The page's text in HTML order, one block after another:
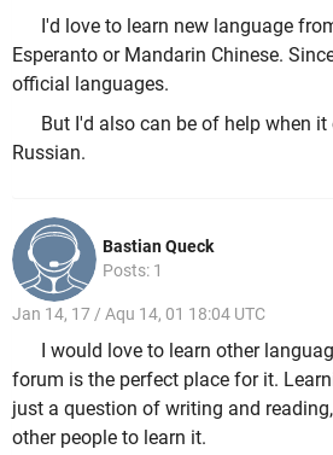
I'd love to learn new language
Esperanto or Mandarin Chinese.
official languages.
But I'd also can be of help when
Russian.
Bastian Queck
Posts: 1
Jan 14, 17 / Aqu 14, 01 18:04 UTC
I would love to learn other
forum is the perfect place for it.
just a question of writing and
other people to learn it.